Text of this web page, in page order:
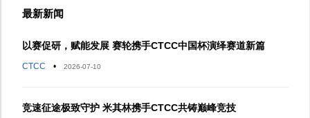
最新新闻
以赛促研，赋能发展 赛轮携手CTCC中国杯演绎赛道新篇
CTCC • 2026-07-10
竞速征途极致守护 米其林携手CTCC共铸巅峰竞技